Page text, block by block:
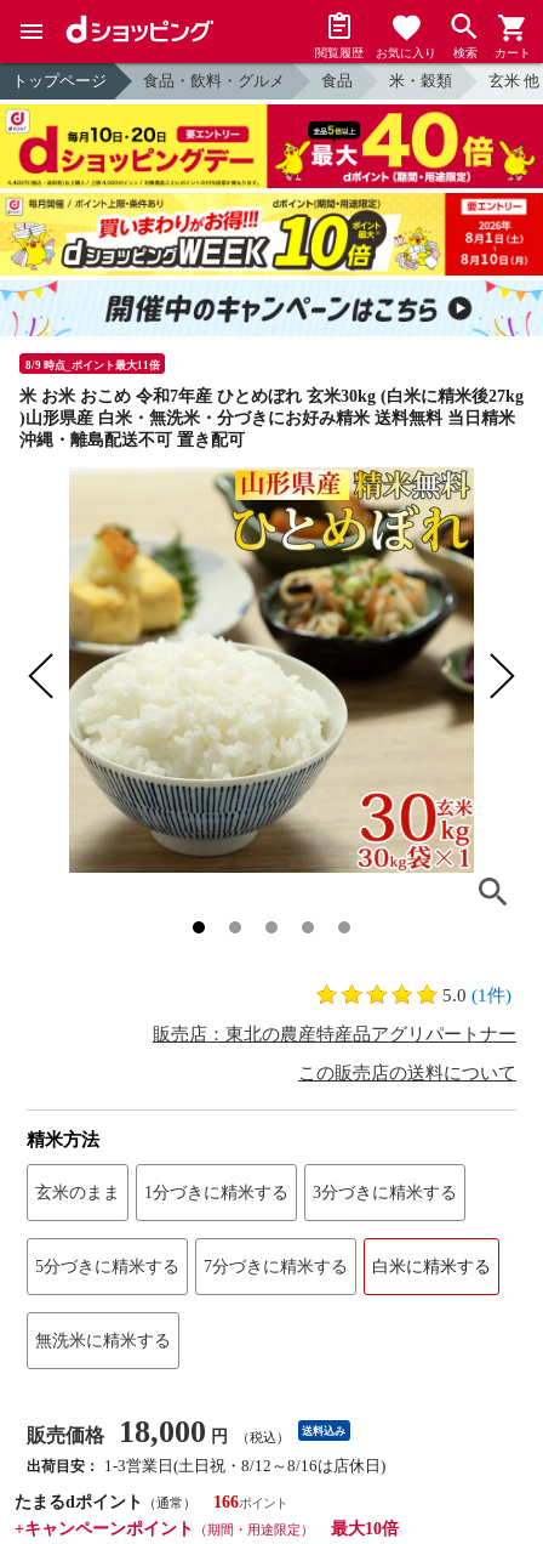
閲覧履歴 お気に入り 検索 カート
トップページ 食品・飲料・グルメ 食品 米・穀類 玄米 他
8/9 時点_ポイント最大11倍
米 お米 おこめ 令和7年産 ひとめぼれ 玄米30kg (白米に精米後27kg
)山形県産 白米・無洗米・分づきにお好み精米 送料無料 当日精米
沖縄・離島配送不可 置き配可
5.0 (1件)
販売店：東北の農産特産品アグリパートナー
この販売店の送料について
精米方法
玄米のまま 1分づきに精米する 3分づきに精米する
5分づきに精米する 7分づきに精米する 白米に精米する
無洗米に精米する
販売価格 18,000 円 （税込） 送料込み
出荷目安：
1-3営業日(土日祝・8/12～8/16は店休日)
たまるdポイント
（通常）
166
+キャンペーンポイント
（期間・用途限定）
最大10倍